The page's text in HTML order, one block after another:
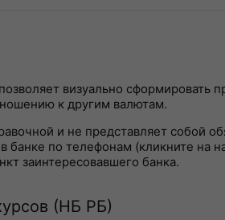
визуально
к другим валютам.
и не представляет собой
по телефонам (кликните на
заинтересовавшего банка.
(НБ РБ)